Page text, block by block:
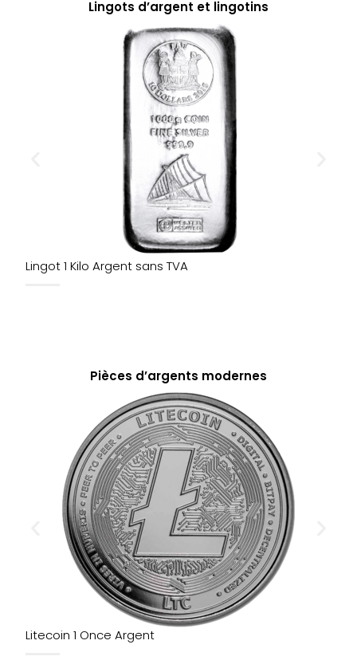
Lingots d’argent et lingotins
Lingot 1 Kilo Argent sans TVA
Pièces d’argents modernes
Litecoin 1 Once Argent